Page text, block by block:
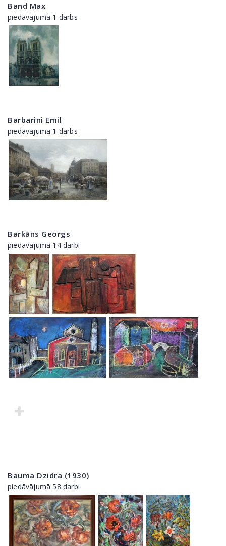
Band Max
piedāvājumā 1 darbs
Barbarini Emil
piedāvājumā 1 darbs
Barkāns Georgs
piedāvājumā 14 darbi
Bauma Dzidra (1930)
piedāvājumā 58 darbi